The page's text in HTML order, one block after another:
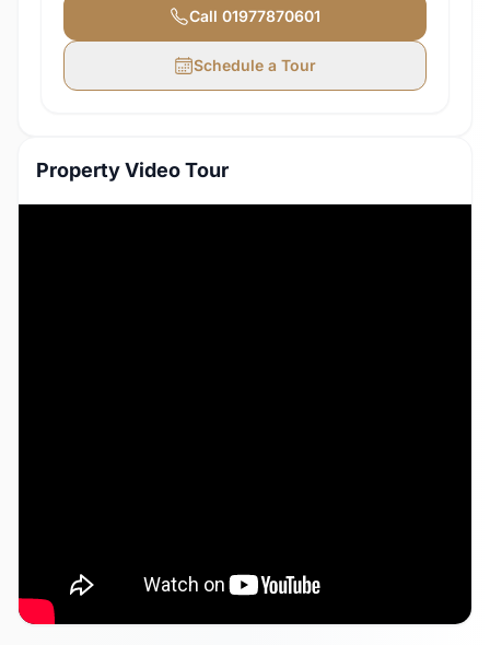
Call 01977870601
Schedule a Tour
Property Video Tour